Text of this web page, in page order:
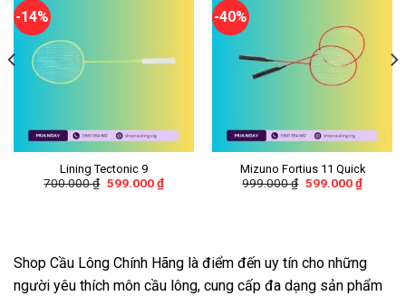
-14%
Lining Tectonic 9
700.000₫ 599.000₫
-40%
Mizuno Fortius 11 Quick
999.000₫ 599.000₫
Shop Cầu Lông Chính Hãng là điểm đến uy tín cho những
người yêu thích môn cầu lông, cung cấp đa dạng sản phẩm